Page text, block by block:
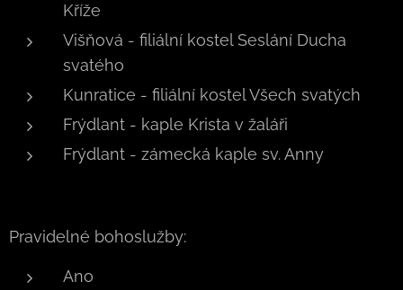
Kříže
Višňová - filiální kostel Seslání Ducha
svatého
Kunratice - filiální kostel Všech svatých
Frýdlant - kaple Krista v žaláři
Frýdlant - zámecká kaple sv. Anny
Pravidelné bohoslužby:
Ano